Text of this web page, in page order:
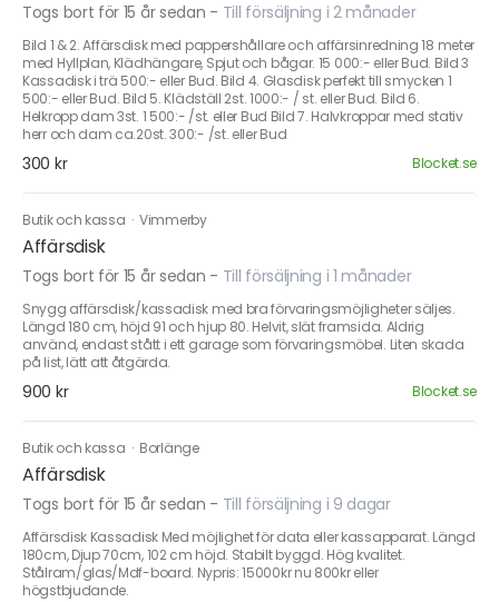
Togs bort för 15 år sedan - Till försäljning i 2 månader
Bild 1 & 2. Affärsdisk med pappershållare och affärsinredning 18 meter
med Hyllplan, Klädhängare, Spjut och bågar. 15 000:- eller Bud. Bild 3
Kassadisk i trä 500:- eller Bud. Bild 4. Glasdisk perfekt till smycken 1
500:- eller Bud. Bild 5. Klädställ 2st. 1000:- / st. eller Bud. Bild 6.
Helkropp dam 3st. 1 500:- /st. eller Bud Bild 7. Halvkroppar med stativ
herr och dam ca.20st. 300:- /st. eller Bud
300 kr Blocket.se
Butik och kassa ·Vimmerby
Affärsdisk
Togs bort för 15 år sedan - Till försäljning i 1 månader
Snygg affärsdisk/kassadisk med bra förvaringsmöjligheter säljes.
Längd 180 cm, höjd 91 och hjup 80. Helvit, slät framsida. Aldrig
använd, endast stått i ett garage som förvaringsmöbel. Liten skada
på list, lätt att åtgärda.
900 kr Blocket.se
Butik och kassa · Borlänge
Affärsdisk
Togs bort för 15 år sedan - Till försäljning i 9 dagar
Affärsdisk Kassadisk Med möjlighet för data eller kassapparat. Längd
180cm, Djup 70cm, 102 cm höjd. Stabilt byggd. Hög kvalitet.
Stålram/glas/Mdf-board. Nypris: 15000kr nu 800kr eller
högstbjudande.